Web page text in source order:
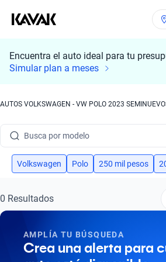
Encuentra el auto ideal para tu
Simular plan a meses
AUTOS VOLKSWAGEN - VW POLO 2023
Busca por modelo
Busca por versión
Busca por marca
Busca por modelo
Volkswagen Polo 250 mil pesos
0 Resultados
AMPLÍA TU BÚSQUEDA
Crea una alerta para